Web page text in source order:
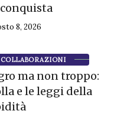
8, 2026
COLLABORAZIONI
ma non troppo:
e le leggi della